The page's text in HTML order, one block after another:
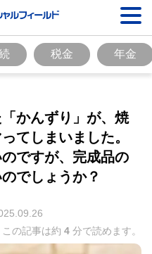
税金 年金
かんずり」が、焼
てしまいました。
ですが、完成品の
でしょうか？
この記事は約 4 分で読めます。